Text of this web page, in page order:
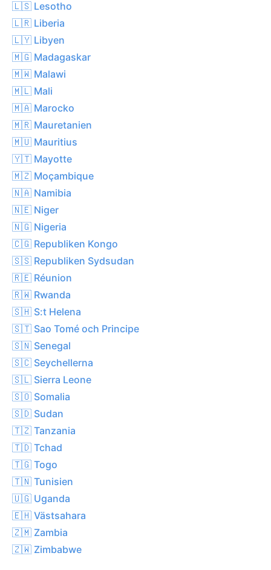
🇱🇸 Lesotho
🇱🇷 Liberia
🇱🇾 Libyen
🇲🇬 Madagaskar
🇲🇼 Malawi
🇲🇱 Mali
🇲🇦 Marocko
🇲🇷 Mauretanien
🇲🇺 Mauritius
🇾🇹 Mayotte
🇲🇿 Moçambique
🇳🇦 Namibia
🇳🇪 Niger
🇳🇬 Nigeria
🇨🇬 Republiken Kongo
🇸🇸 Republiken Sydsudan
🇷🇪 Réunion
🇷🇼 Rwanda
🇸🇭 S:t Helena
🇸🇹 Sao Tomé och Principe
🇸🇳 Senegal
🇸🇨 Seychellerna
🇸🇱 Sierra Leone
🇸🇴 Somalia
🇸🇩 Sudan
🇹🇿 Tanzania
🇹🇩 Tchad
🇹🇬 Togo
🇹🇳 Tunisien
🇺🇬 Uganda
🇪🇭 Västsahara
🇿🇲 Zambia
🇿🇼 Zimbabwe